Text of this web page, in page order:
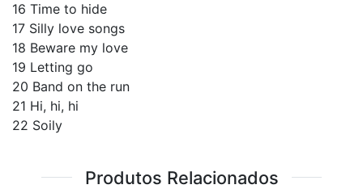
16 Time to hide
17 Silly love songs
18 Beware my love
19 Letting go
20 Band on the run
21 Hi, hi, hi
22 Soily
Produtos Relacionados